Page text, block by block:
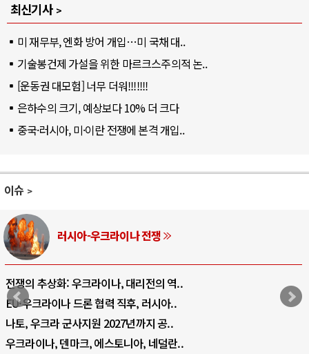
최신기사
미 재무부, 엔화 방어 개입…미 국채 대..
기술봉건제 가설을 위한 마르크스주의적 논..
[운동권 대모험] 너무 더워!!!!!!!
은하수의 크기, 예상보다 10% 더 크다
중국·러시아, 미·이란 전쟁에 본격 개입..
이슈
러시아-우크라이나 전쟁
전쟁의 추상화: 우크라이나, 대리전의 역..
EU·우크라이나 드론 협력 직후, 러시아..
나토, 우크라 군사지원 2027년까지 공..
우크라이나, 덴마크, 에스토니아, 네덜란..